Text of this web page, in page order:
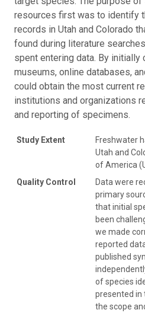
resources first was to identify
records in Utah and Colorado
found during literature
spent entering data. By
museums, online databases,
could obtain the most current
institutions and organizations
and reporting of specimens.
Study Extent
Freshwater
Utah and
of America
Quality Control
Data were
primary
that initial
been
we made
reported
published
of species
presented in
the scope